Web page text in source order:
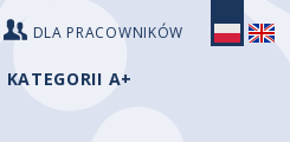
DLA PRACOWNIKÓW
KATEGORII A+